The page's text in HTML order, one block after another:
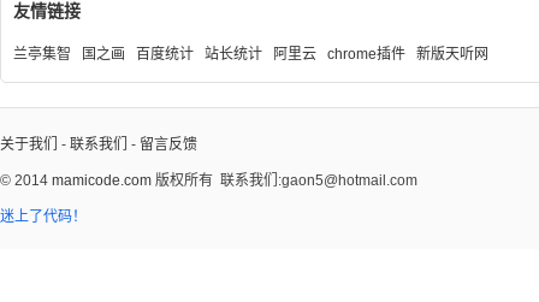
友情链接
兰亭集智 国之画 百度统计 站长统计 阿里云 chrome插件 新版天听网
关于我们 - 联系我们 - 留言反馈
© 2014 mamicode.com 版权所有 联系我们:gaon5@hotmail.com
迷上了代码！